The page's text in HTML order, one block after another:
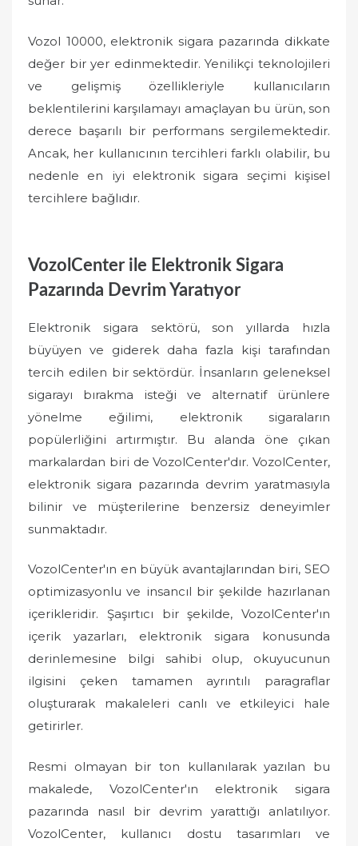
Vozol 10000, elektronik sigara pazarında dikkate
değer bir yer edinmektedir. Yenilikçi teknolojileri
ve gelişmiş özellikleriyle kullanıcıların
beklentilerini karşılamayı amaçlayan bu ürün, son
derece başarılı bir performans sergilemektedir.
Ancak, her kullanıcının tercihleri farklı olabilir, bu
nedenle en iyi elektronik sigara seçimi kişisel
tercihlere bağlıdır.
VozolCenter ile Elektronik Sigara
Pazarında Devrim Yaratıyor
Elektronik sigara sektörü, son yıllarda hızla
büyüyen ve giderek daha fazla kişi tarafından
tercih edilen bir sektördür. İnsanların geleneksel
sigarayı bırakma isteği ve alternatif ürünlere
yönelme eğilimi, elektronik sigaraların
popülerliğini artırmıştır. Bu alanda öne çıkan
markalardan biri de VozolCenter'dır. VozolCenter,
elektronik sigara pazarında devrim yaratmasıyla
bilinir ve müşterilerine benzersiz deneyimler
sunmaktadır.
VozolCenter'ın en büyük avantajlarından biri, SEO
optimizasyonlu ve insancıl bir şekilde hazırlanan
içerikleridir. Şaşırtıcı bir şekilde, VozolCenter'ın
içerik yazarları, elektronik sigara konusunda
derinlemesine bilgi sahibi olup, okuyucunun
ilgisini çeken tamamen ayrıntılı paragraflar
oluşturarak makaleleri canlı ve etkileyici hale
getirirler.
Resmi olmayan bir ton kullanılarak yazılan bu
makalede, VozolCenter'ın elektronik sigara
pazarında nasıl bir devrim yarattığı anlatılıyor.
VozolCenter, kullanıcı dostu tasarımları ve